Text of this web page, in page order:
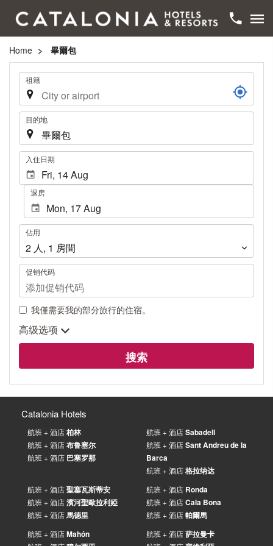
Home 畢爾包
旅祖籍
目的地
. 入住日期
退房
佔
用
佔用
2 人, 1 房間
促销代码
我僅需要我的部分旅行的住宿。
高级选项
搜索
Catalonia Hotels
航班 + 酒店柏林
航班 + 酒店布鲁塞尔
航班 + 酒店 巴塞罗那
航班 + 酒店Sabadell
航班 + 酒店Sant Andreu de la
Barca
航班 + 酒店格拉纳达
航班 + 酒店聖塞瓦斯蒂安
航班 + 酒店濱河聖歐拉利婭
航班 + 酒店馬德里
航班 + 酒店 Ronda
航班 + 酒店Cala Bona
航班 + 酒店帕爾馬
航班 + 酒店Mahón 航班 + 酒店萨拉曼卡